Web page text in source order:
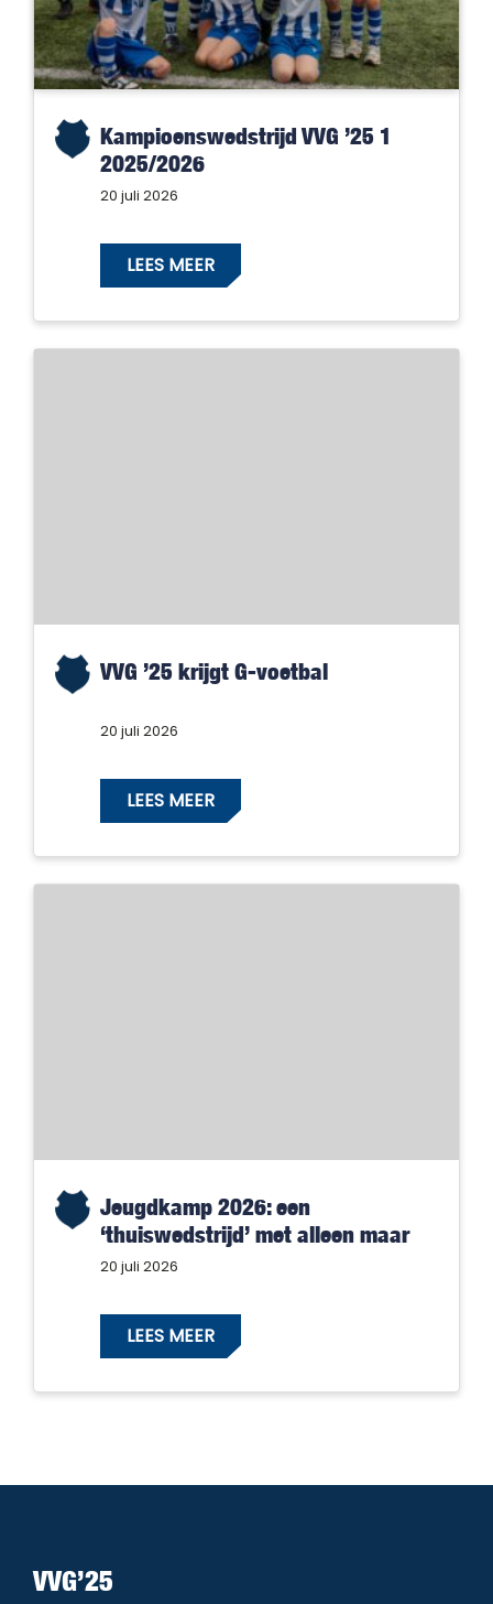
Kampioenswedstrijd VVG ’25 1
2025/2026
20 juli 2026
LEES MEER
VVG ’25 krijgt G-voetbal
20 juli 2026
LEES MEER
Jeugdkamp 2026: een
‘thuiswedstrijd’ met alleen maar
winnaars!
20 juli 2026
LEES MEER
VVG’25